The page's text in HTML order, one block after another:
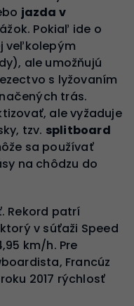
jazda v
Pokiaľ ide o
veľkolepým
ale umožňujú
s lyžovaním
trás.
ale vyžaduje
tzv. splitboard
sa používať
na chôdzu do
Rekord patrí
v súťaži Speed
km/h. Pre
Francúz
2017 rýchlosť